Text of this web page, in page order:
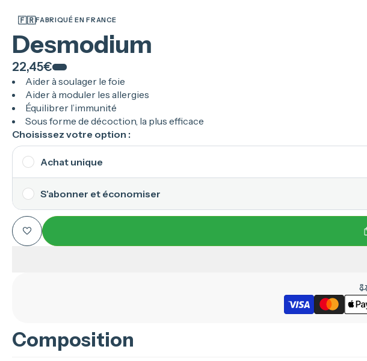
🇫🇷FABRIQUÉ EN FRANCE
Desmodium
22,45€
Aider à soulager le foie
Aider à moduler les allergies
Équilibrer l’immunité
Sous forme de décoction, la plus efficace
Choisissez votre option :
Achat unique
1 mois
S'abonner et économiser
Flexibilitétotale
Annulez ou mettez en pause en 1 clic
Composition